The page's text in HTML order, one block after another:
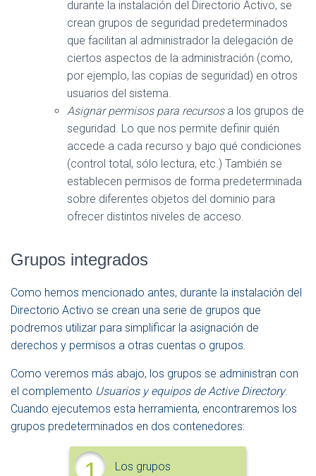
durante la instalación del Directorio Activo, se
crean grupos de seguridad predeterminados
que facilitan al administrador la delegación de
ciertos aspectos de la administración (como,
por ejemplo, las copias de seguridad) en otros
usuarios del sistema.
Asignar permisos para recursosa los grupos de
seguridad. Lo que nos permite definir quién
accede a cada recurso y bajo qué condiciones
(control total, sólo lectura, etc.) También se
establecen permisos de forma predeterminada
sobre diferentes objetos del dominio para
ofrecer distintos niveles de acceso.
Grupos integrados
Como hemos mencionado antes, durante la instalación del
Directorio Activo se crean una serie de grupos que
podremos utilizar para simplificar la asignación de
derechos y permisos a otras cuentas o grupos.
Como veremos más abajo, los grupos se administran con
el complemento Usuarios y equipos de Active Directory.
Cuando ejecutemos esta herramienta, encontraremos los
grupos predeterminados en dos contenedores:
Los grupos